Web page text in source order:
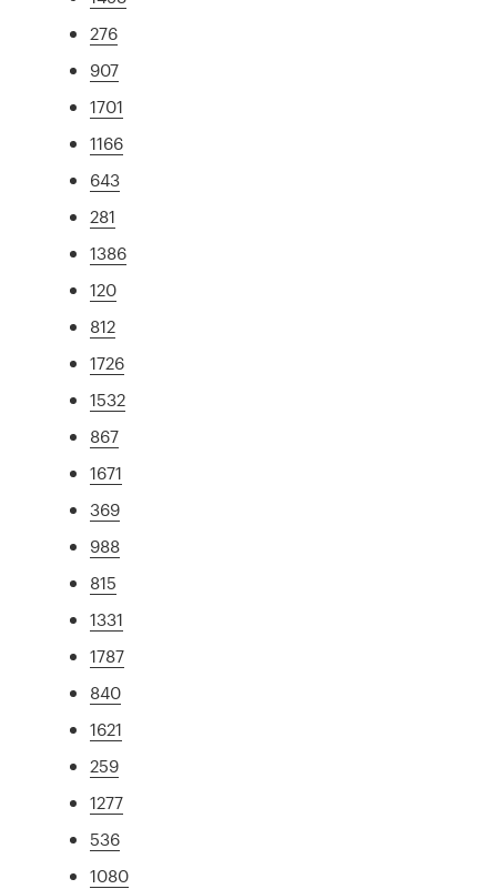
276
907
1701
1166
643
281
1386
120
812
1726
1532
867
1671
369
988
815
1331
1787
840
1621
259
1277
536
1080